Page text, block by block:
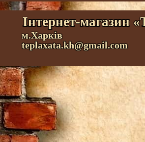
Інтернет-магазин
м.Харків
teplaxata.kh@gmail.com